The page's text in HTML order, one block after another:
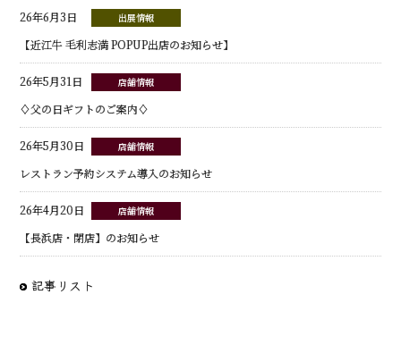
26年6月3日 出展情報
【近江牛 毛利志満 POPUP出店のお知らせ】
26年5月31日 店舗情報
♢父の日ギフトのご案内♢
26年5月30日 店舗情報
レストラン予約システム導入のお知らせ
26年4月20日 店舗情報
【長浜店・閉店】のお知らせ
記事リスト